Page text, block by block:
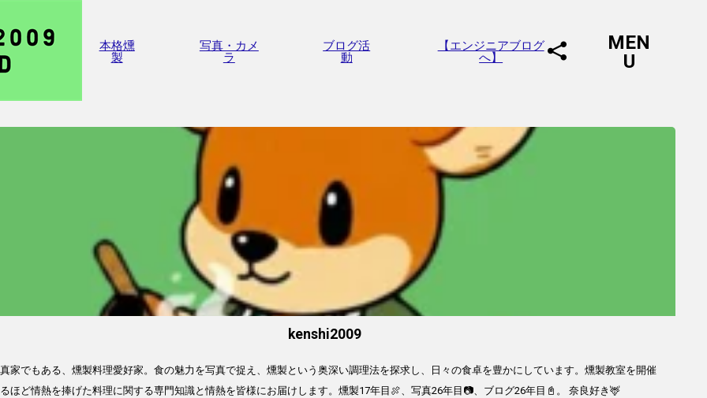
本格燻
製
写真・カメ
ラ
ブログ活
動
【エンジニアブログ
へ】
MEN
U
kenshi2009
家でもある、燻製料理愛好家。食の魅力を写真で捉え、燻製という奥深い調理法を探求し、日々の食卓を豊かにしています。燻製教室を開催
ほど情熱を捧げた料理に関する専門知識と情熱を皆様にお届けします。燻製17年目🍖、写真26年目📷、ブログ26年目📓。 奈良好き🦌